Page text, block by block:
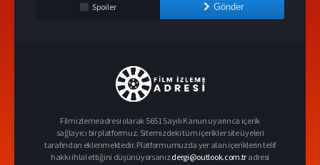
Spoiler Gönder
Filmizlemeadresi olarak 5651 Sayılı Kanun uyarınca içerik
sağlayıcı bir platformuz. Sitemizdeki tüm içerikler site üyeleri
tarafından eklenmektedir. Platformumuzda yer alan içeriklerin telif
hakkı ihlal ettiğini düşünüyorsanızdergi@outlook.com.tr adresi